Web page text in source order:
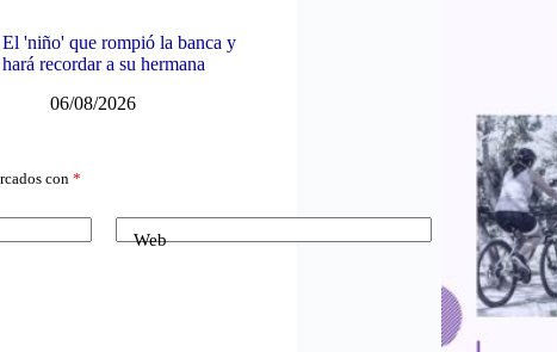
El 'niño' que rompió la banca y
hará recordar a su hermana
06/08/2026
con *
Web